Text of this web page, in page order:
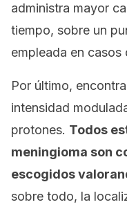
administra mayor
tiempo, sobre un
empleada en casos
Por último,
intensidad
protones. Todos
meningioma son
escogidos
sobre todo, la